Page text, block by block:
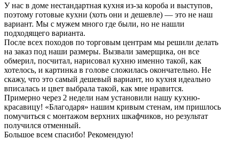
У нас в доме нестандартная кухня из-за короба и выступов,
поэтому готовые кухни (хоть они и дешевле) — это не наш
вариант. Мы с мужем много где были, но не нашли
подходящего варианта.
После всех походов по торговым центрам мы решили делать
на заказ под наши размеры. Вызвали замерщика, он все
обмерил, посчитал, нарисовал кухню именно такой, как
хотелось, и картинка в голове сложилась окончательно. Не
скажу, что это самый дешевый вариант, но кухня идеально
вписалась и цвет выбрала такой, как мне нравится.
Примерно через 2 недели нам установили нашу кухню-
красавицу! «Благодаря» нашим кривым стенам, им пришлось
помучиться с монтажом верхних шкафчиков, но результат
получился отменный.
Большое всем спасибо! Рекомендую!